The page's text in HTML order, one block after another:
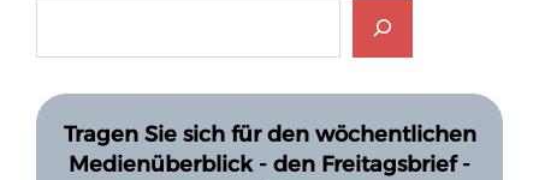
Tragen Sie sich für den wöchentlichen
Medienüberblick - den Freitagsbrief -